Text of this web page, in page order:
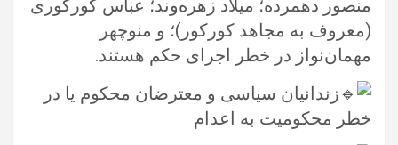
منصور دهمرده؛ ‏میلاد زهره‌وند؛ عباس کورکوری
(معروف به مجاهد کورکور)؛ و منوچهر
‏مهمان‌نواز در خطر اجرای حکم هستند. ‏
زندانیان سیاسی و معترضان محکوم یا در
خطر محکومیت به اعدام